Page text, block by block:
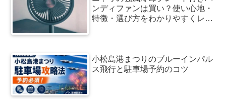
ンディファンは買い？使い心地・
特徴・選び方をわかりやすくレビ
小松島港まつりのブルーインパル
ス飛行と駐車場予約のコツ